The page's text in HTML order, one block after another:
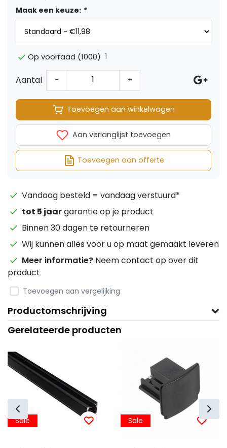
Maak een keuze: *
Op voorraad (1000) 1
Aantal - +
Toevoegen aan winkelwagen
Aan verlanglijst toevoegen
Toevoegen aan offerte
Vandaag besteld = vandaag verstuurd*
tot 5 jaargarantie op je product
Binnen 30 dagen te retourneren
Wij kunnen alles voor u op maat gemaakt leveren
Meer informatie? Neem contact op over dit
product
Toevoegen aan vergelijking
Productomschrijving
Gerelateerde producten
Sale Sale